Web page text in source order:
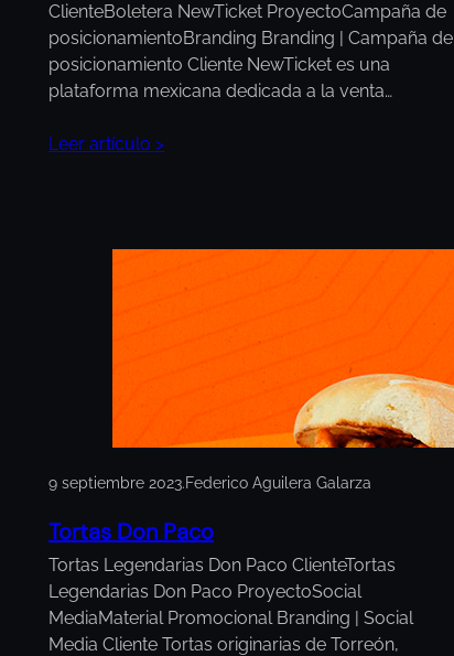
ClienteBoletera NewTicket ProyectoCampaña de
posicionamientoBranding Branding | Campaña de
posicionamiento Cliente NewTicket es una
plataforma mexicana dedicada a la venta…
Leer artículo >
9 septiembre 2023.Federico Aguilera Galarza
Tortas Don Paco
Tortas Legendarias Don Paco ClienteTortas
Legendarias Don Paco ProyectoSocial
MediaMaterial Promocional Branding | Social
Media Cliente Tortas originarias de Torreón,